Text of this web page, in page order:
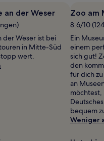
an der Weser
der Weser ist bei
in Mitte-Süd
wert.
Zoo am
8.6/10
Ein
einem
sich gut!
den
für dich
an
möchtest,
bequem
Weniger